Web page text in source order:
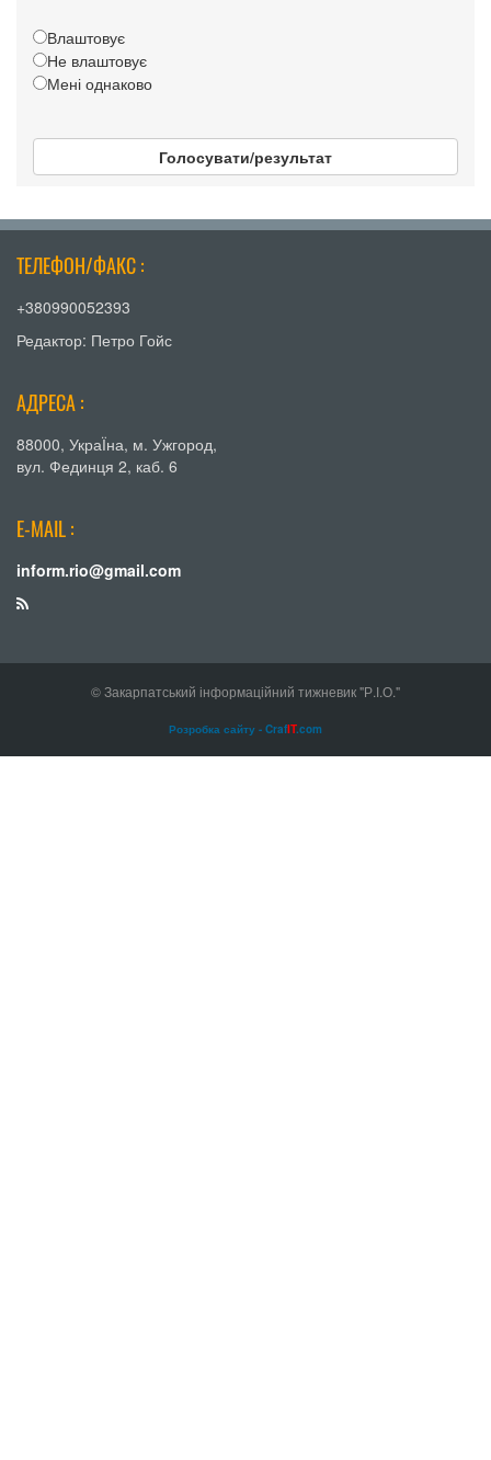
Влаштовує
Не влаштовує
Мені однаково
Голосувати/результат
ТЕЛЕФОН/ФАКС :
+380990052393
Редактор: Петро Гойс
АДРЕСА :
88000, УкраЇна, м. Ужгород,
вул. Фединця 2, каб. 6
E-MAIL :
inform.rio@gmail.com
© Закарпатський інформаційний тижневик "Р.І.О."
Розробка сайту - CrafIT.com